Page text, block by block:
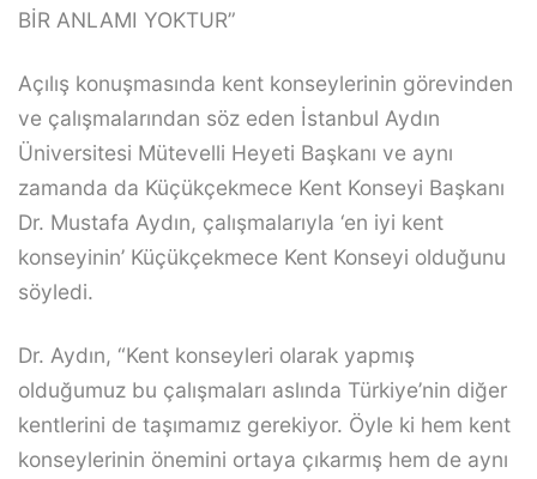
BİR ANLAMI YOKTUR”
Açılış konuşmasında kent konseylerinin görevinden
ve çalışmalarından söz eden İstanbul Aydın
Üniversitesi Mütevelli Heyeti Başkanı ve aynı
zamanda da Küçükçekmece Kent Konseyi Başkanı
Dr. Mustafa Aydın, çalışmalarıyla ‘en iyi kent
konseyinin’ Küçükçekmece Kent Konseyi olduğunu
söyledi.
Dr. Aydın, “Kent konseyleri olarak yapmış
olduğumuz bu çalışmaları aslında Türkiye’nin diğer
kentlerini de taşımamız gerekiyor. Öyle ki hem kent
konseylerinin önemini ortaya çıkarmış hem de aynı